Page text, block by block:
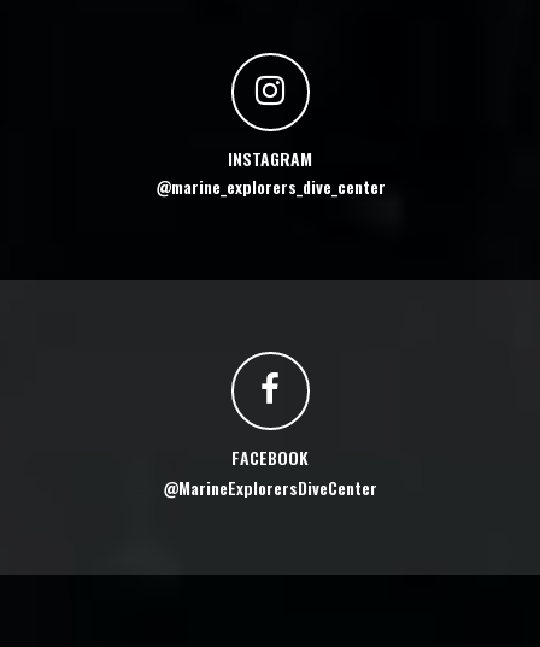
INSTAGRAM
@marine_explorers_dive_center
FACEBOOK
@MarineExplorersDiveCenter